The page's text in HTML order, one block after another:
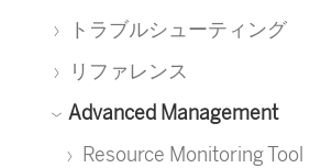
トラブルシューティング
リファレンス
Advanced Management
Resource Monitoring Tool